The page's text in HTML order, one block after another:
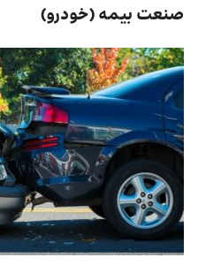
صنعت بیمه (خودرو)